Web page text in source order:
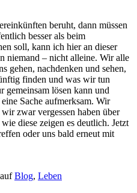
beruht, dann müssen
besser als beim
soll, kann ich hier an dieser
niemand – nicht alleine. Wir alle
gehen, nachdenken und sehen,
finden und was wir tun
gemeinsam lösen kann und
Sache aufmerksam. Wir
zwar vergessen haben über
diese zeigen es deutlich. Jetzt
oder uns bald erneut mit
Blog, Leben